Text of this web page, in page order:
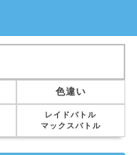
色違い
レイドバトル
マックスバトル